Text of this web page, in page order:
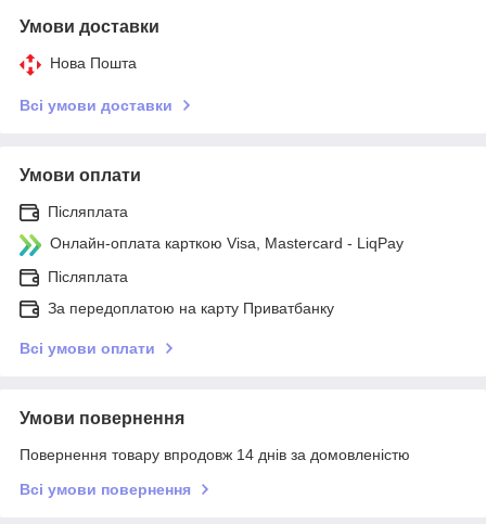
Умови доставки
Нова Пошта
Всі умови доставки
Умови оплати
Післяплата
Онлайн-оплата карткою Visa, Mastercard - LiqPay
Післяплата
За передоплатою на карту Приватбанку
Всі умови оплати
Умови повернення
Повернення товару впродовж 14 днів за домовленістю
Всі умови повернення